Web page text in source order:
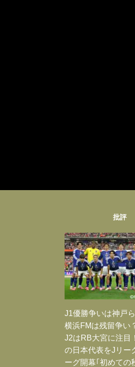
批評
J1優勝争いは神戸ら
横浜FMは残留争い
J2はRB大宮に注目
の日本代表をJリー
ーグ開幕｢初めての